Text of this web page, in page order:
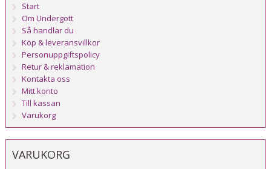
Start
Om Undergott
Så handlar du
Köp & leveransvillkor
Personuppgiftspolicy
Retur & reklamation
Kontakta oss
Mitt konto
Till kassan
Varukorg
VARUKORG